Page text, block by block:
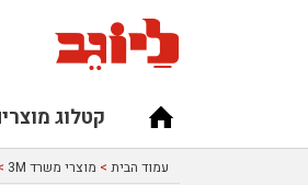
קטלוג
עמוד הבית > מוצרי משרד 3M